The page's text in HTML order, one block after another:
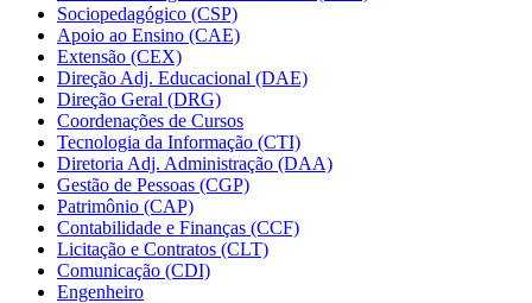
Sociopedagógico (CSP)
Apoio ao Ensino (CAE)
Extensão (CEX)
Direção Adj. Educacional (DAE)
Direção Geral (DRG)
Coordenações de Cursos
Tecnologia da Informação (CTI)
Diretoria Adj. Administração (DAA)
Gestão de Pessoas (CGP)
Patrimônio (CAP)
Contabilidade e Finanças (CCF)
Licitação e Contratos (CLT)
Comunicação (CDI)
Engenheiro